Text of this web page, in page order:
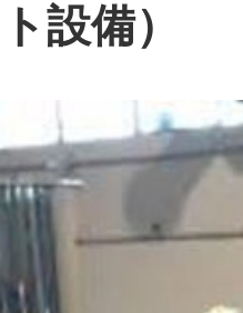
設備）